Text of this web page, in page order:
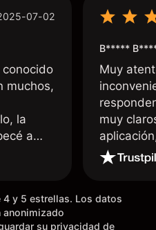
07-02
conocido
muchos,
la
a
de mi
que
B*****
Muy
muy
4 y 5 estrellas. Los datos
anonimizado
su privacidad de